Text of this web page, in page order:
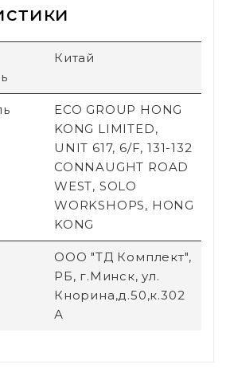
Китай
ECO GROUP HONG
KONG LIMITED,
UNIT 617, 6/F, 131-132
CONNAUGHT ROAD
WEST, SOLO
WORKSHOPS, HONG
KONG
ООО "ТД Комплект",
РБ, г.Минск, ул.
Кнорина,д.50,к.302
А